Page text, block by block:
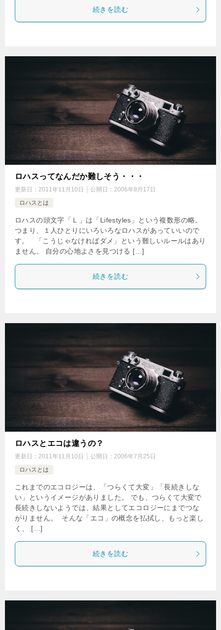
続きを読む
ロハスってなんだか難しそう・・・
更新日： 2011年11月10日 公開日： 2006年8月17日
ロハスとは
ロハスの頭文字「Ｌ」は「Lifestyles」という複数形の略。
つまり、１人ひとりにいろいろなロハスがあっていいので
す。 「こうじゃなければダメ」という難しいルールはあり
ません。 自分の心地よさを見つける […]
続きを読む
ロハスとエコは違うの？
更新日： 2011年11月10日 公開日： 2006年7月25日
ロハスとは
これまでのエコロジーは、「つらくて大変」「長続きしな
い」というイメージがありました。 でも、つらくて大変で
長続きしないようでは、結果としてエコロジーにまでつな
がりません。 そんな「エコ」の概念を払拭し、もっと楽し
く、 […]
続きを読む